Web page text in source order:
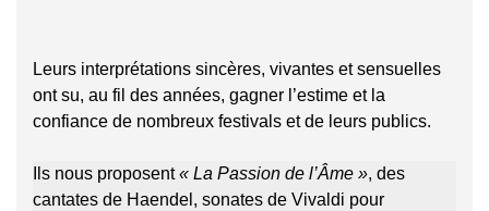
Leurs interprétations sincères, vivantes et sensuelles
ont su, au fil des années, gagner l’estime et la
confiance de nombreux festivals et de leurs publics.
Ils nous proposent« La Passion de l’Âme », des
cantates de Haendel, sonates de Vivaldi pour